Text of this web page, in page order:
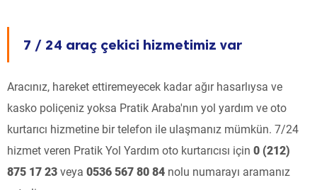
7 / 24 araç çekici hizmetimiz var
Aracınız, hareket ettiremeyecek kadar ağır hasarlıysa ve
kasko poliçeniz yoksa Pratik Araba'nın yol yardım ve oto
kurtarıcı hizmetine bir telefon ile ulaşmanız mümkün. 7/24
hizmet veren Pratik Yol Yardım oto kurtarıcısı için 0 (212)
875 17 23 veya 0536 567 80 84 nolu numarayı aramanız